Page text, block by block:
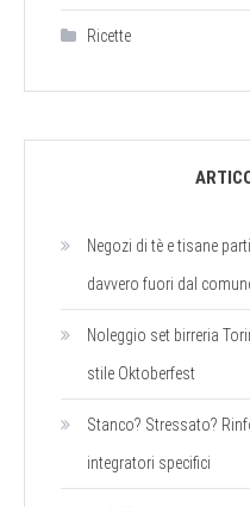
Ricette
Negozi di tè e tisane
davvero fuori dal
Noleggio set birreria
stile Oktoberfest
Stanco? Stressato?
integratori specifici